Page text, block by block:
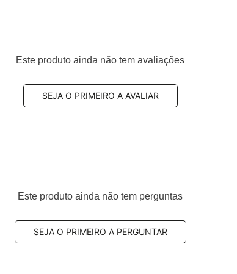
Este produto ainda não tem avaliações
SEJA O PRIMEIRO A AVALIAR
Este produto ainda não tem perguntas
SEJA O PRIMEIRO A PERGUNTAR